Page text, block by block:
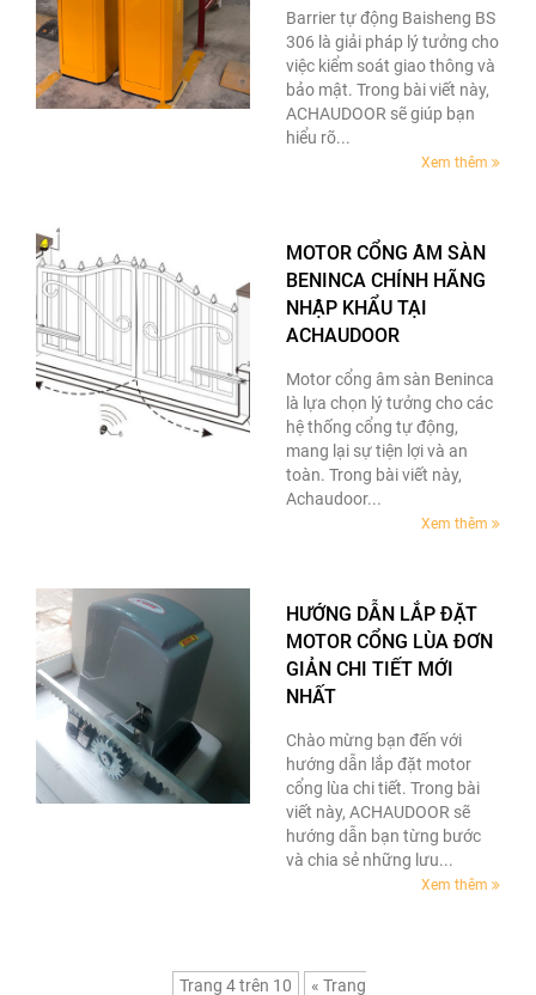
Barrier tự động Baisheng BS
306 là giải pháp lý tưởng cho
việc kiểm soát giao thông và
bảo mật. Trong bài viết này,
ACHAUDOOR sẽ giúp bạn
hiểu rõ...
Xem thêm
MOTOR CỔNG ÂM SÀN
BENINCA CHÍNH HÃNG
NHẬP KHẨU TẠI
ACHAUDOOR
Motor cổng âm sàn Beninca
là lựa chọn lý tưởng cho các
hệ thống cổng tự động,
mang lại sự tiện lợi và an
toàn. Trong bài viết này,
Achaudoor...
Xem thêm
HƯỚNG DẪN LẮP ĐẶT
MOTOR CỔNG LÙA ĐƠN
GIẢN CHI TIẾT MỚI
NHẤT
Chào mừng bạn đến với
hướng dẫn lắp đặt motor
cổng lùa chi tiết. Trong bài
viết này, ACHAUDOOR sẽ
hướng dẫn bạn từng bước
và chia sẻ những lưu...
Xem thêm
Trang 4 trên 10 « Trang